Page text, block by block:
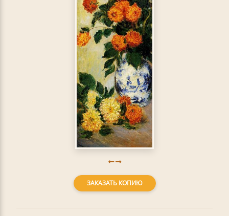
ЗАКАЗАТЬ КОПИЮ